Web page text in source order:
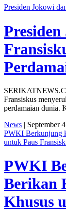
Presiden Jokowi
Fransiskus
perdamaian dunia.
News | September
PWKI Berkunjung
untuk Paus
PWKI
Berikan
Khusus